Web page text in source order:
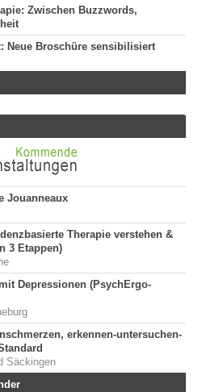
Zwischen Buzzwords,
Neue Broschüre sensibilisiert
Jouanneaux
Therapie verstehen &
3 Etappen)
Depressionen (PsychErgo-
erkennen-untersuchen-
Säckingen